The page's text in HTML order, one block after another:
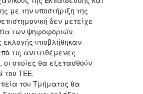
με την υποστήριξη της
δεν μετείχε
των ψηφοφοριών.
εκλογής υποβλήθηκαν
τις αντιτιθέμενες
οποίες θα εξετασθούν
του ΤΕΕ.
του Τμήματος θα